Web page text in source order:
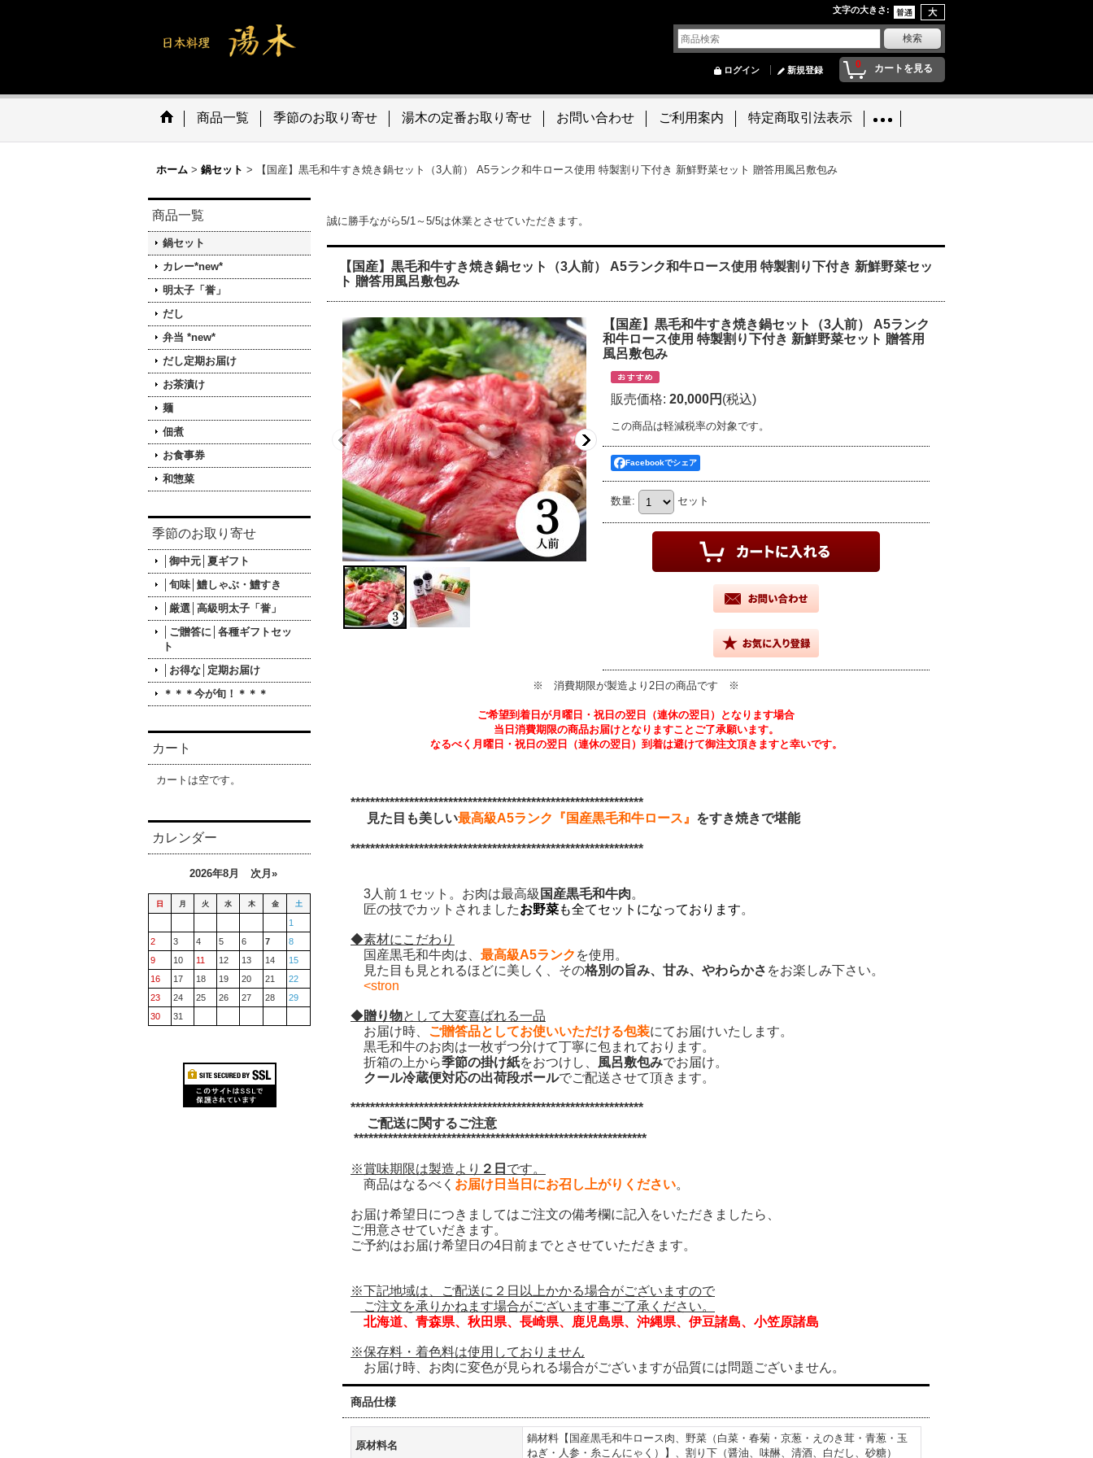
文字の大きさ :
0 カートを見る
ログイン 新規登録
商品一覧 季節のお取り寄せ 湯木の定番お取り寄せ お問い合わせ ご利用案内 特定商取引法表示
ホーム > 鍋セット > 【国産】黒毛和牛すき焼き鍋セット（3人前） A5ランク和牛ロース使用 特製割り下付き 新鮮野菜セット 贈答用風呂敷包み
商品一覧
鍋セット
カレー*new*
明太子「誉」
だし
弁当 *new*
だし定期お届け
お茶漬け
麺
佃煮
お食事券
和惣菜
季節のお取り寄せ
│御中元│夏ギフト
│旬味│鱧しゃぶ・鱧すき
│厳選│高級明太子「誉」
│ご贈答に│各種ギフトセッ
ト
│お得な│定期お届け
＊＊＊今が旬！＊＊＊
カート
カートは空です。
カレンダー
2026年8月 次月»
日 月 火 水 木 金 土
1
2
3 4 5 6 7
8
9
10 11 12 13 14
15
16
17 18 19 20 21
22
23
24 25 26 27 28
29
30
31
誠に勝手ながら5/1～5/5は休業とさせていただきます。
【国産】黒毛和牛すき焼き鍋セット（3人前） A5ランク和牛ロース使用 特製割り下付き 新鮮野菜セッ
ト 贈答用風呂敷包み
【国産】黒毛和牛すき焼き鍋セット（3人前） A5ランク
和牛ロース使用 特製割り下付き 新鮮野菜セット 贈答用
風呂敷包み
販売価格: 20,000円 (税込)
この商品は軽減税率の対象です。
Facebookでシェア
数量: セット
※ 消費期限が製造より2日の商品です ※
ご希望到着日が月曜日・祝日の翌日（連休の翌日）となります場合
当日消費期限の商品お届けとなりますことご了承願います。
なるべく月曜日・祝日の翌日（連休の翌日）到着は避けて御注文頂きますと幸いです。
************************************************************
見た目も美しい最高級A5ランク『 国産黒毛和牛ロース』 をすき焼きで堪能
************************************************************
3人前１セット。お肉は最高級 国産黒毛和牛肉。
匠の技でカットされましたお野菜も全てセットになっております。
◆素材にこだわり
国産黒毛和牛肉は、 最高級A5ランク を使用。
見た目も見とれるほどに美しく、 その格別の旨み、甘み、やわらかさ をお楽しみ下さい。
<stron
◆贈り物として大変喜ばれる一品
お届け時、 ご贈答品としてお使いいただける包装にてお届けいたします。
黒毛和牛のお肉は一枚ずつ分けて丁寧に包まれております。
折箱の上から季節の掛け紙をおつけし、 風呂敷包みでお届け。
クール冷蔵便対応の出荷段ボールでご配送させて頂きます。
************************************************************
ご配送に関するご注意
************************************************************
※賞味期限は製造より ２日 です。
商品はなるべく お届け日当日にお召し上がりください。
お届け希望日につきましてはご注文の備考欄に記入をいただきましたら、
ご用意させていだきます。
ご予約はお届け希望日の4日前までとさせていただきます。
※下記地域は、ご配送に２日以上かかる場合がございますので
ご注文を承りかねます場合がございます事ご了承ください。
北海道、青森県、秋田県、長崎県、鹿児島県、沖縄県、 伊豆諸島、小笠原諸島
※保存料・着色料は使用しておりません
お届け時、お肉に変色が見られる場合がございますが品質には問題ございません。
商品仕様
原材料名
鍋材料【国産黒毛和牛ロース肉、野菜（白菜・春菊・京葱・えのき茸・青葱・玉
ねぎ・人参・糸こんにゃく）】、割り下（醤油、味醂、清酒、白だし、砂糖）